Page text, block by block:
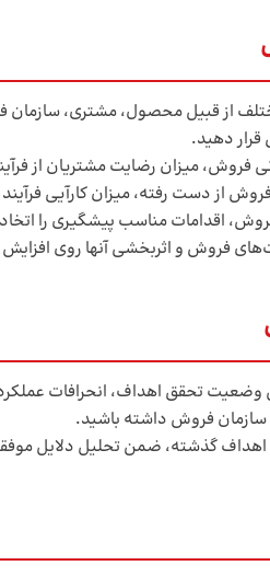
از قبیل محصول، مشتری،
دهید.
فروش، میزان رضایت مشتریان از
از دست رفته، میزان کارآیی
اقدامات مناسب پیشگیری را
فروش و اثربخشی آنها روی
وضعیت تحقق اهداف، انحرافات
سازمان فروش داشته باشید.
اهداف گذشته، ضمن تحلیل دلایل